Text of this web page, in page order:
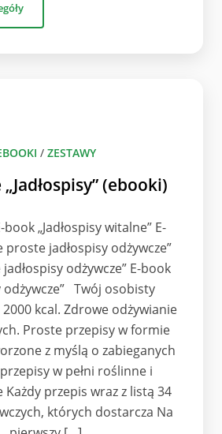
/ ZESTAWY
(ebooki)
„Jadłospisy witalne” E-
proste jadłospisy odżywcze”
odżywcze” E-book
odżywcze” Twój osobisty
kcal. Zdrowe odżywianie
Proste przepisy w formie
z myślą o zabieganych
w pełni roślinne i
przepis wraz z listą 34
których dostarcza Na